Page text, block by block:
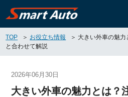
TOP お役立ち情報
大きい外車の魅力
と合わせて解説
2026年06月30日
大きい外車の魅力とは？